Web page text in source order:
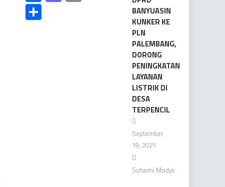
BANYUASIN
KUNKER KE
PLN
PALEMBANG,
DORONG
PENINGKATAN
LAYANAN
LISTRIK DI
DESA
TERPENCIL
September
19, 2025
Suhaimi Modys